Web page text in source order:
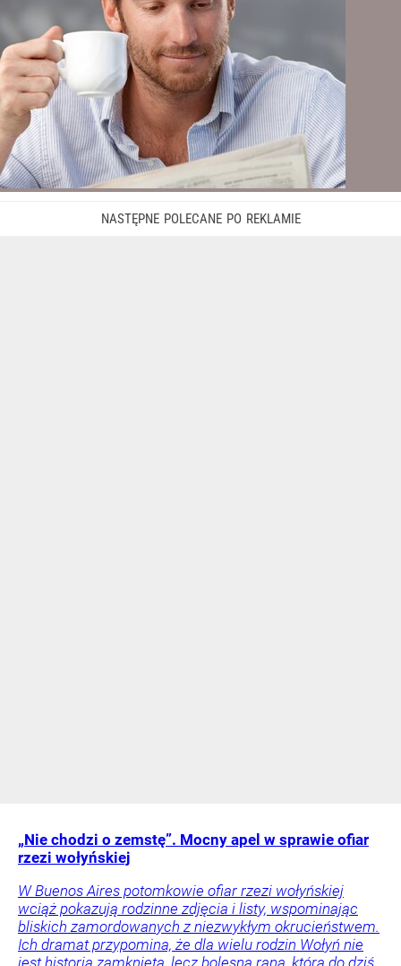
„Nie chodzi o zemstę”. Mocny apel w sprawie ofiar
rzezi wołyńskiej
W Buenos Aires potomkowie ofiar rzezi wołyńskiej
wciąż pokazują rodzinne zdjęcia i listy, wspominając
bliskich zamordowanych z niezwykłym okrucieństwem.
Ich dramat przypomina, że dla wielu rodzin Wołyń nie
jest historią zamkniętą, lecz bolesną raną, która do dziś